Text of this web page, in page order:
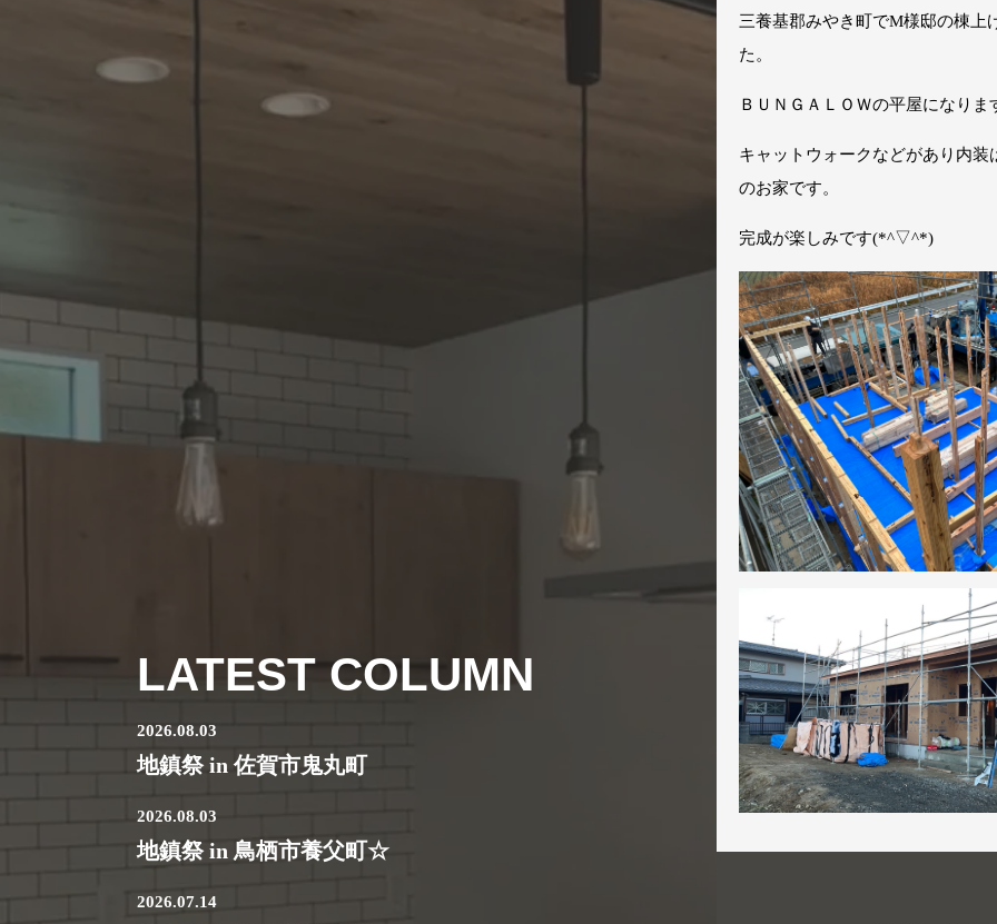
三養基郡みやき町でM様邸の棟上
た。
ＢＵＮＧＡＬＯＷの平屋になりま
キャットウォークなどがあり内装
のお家です。
完成が楽しみです(*^▽^*)
LATEST COLUMN
2026.08.03
地鎮祭 in 佐賀市鬼丸町
2026.08.03
地鎮祭 in 鳥栖市養父町☆
2026.07.14